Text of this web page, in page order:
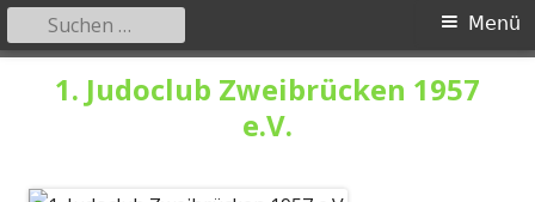
1. Judoclub Zweibrücken 1957
e.V.
Primäres
Menü
Menü
Suchen
nach: